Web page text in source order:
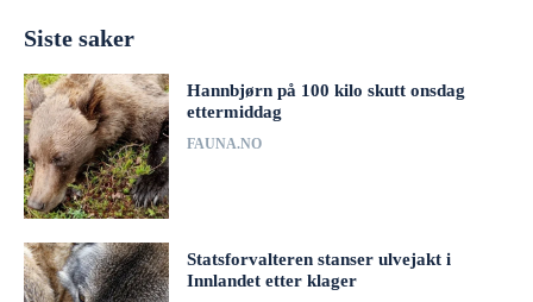
Siste saker
Hannbjørn på 100 kilo skutt onsdag
ettermiddag
FAUNA.NO
Statsforvalteren stanser ulvejakt i
Innlandet etter klager